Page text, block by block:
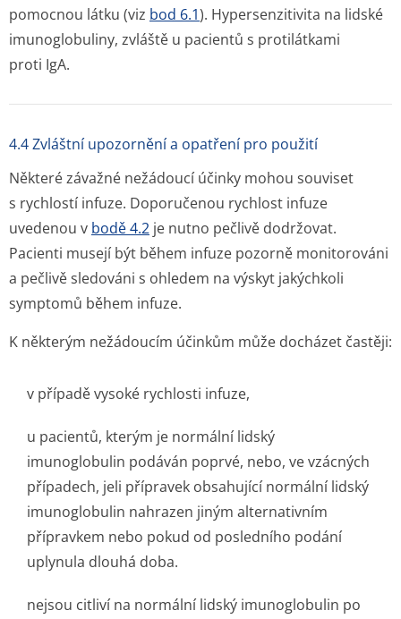
pomocnou látku (viz bod 6.1). Hypersenzitivita na lidské
imunoglobuliny, zvláště u pacientů s protilátkami
proti IgA.
4.4 Zvláštní upozornění a opatření pro použití
Některé závažné nežádoucí účinky mohou souviset
s rychlostí infuze. Doporučenou rychlost infuze
uvedenou v bodě 4.2 je nutno pečlivě dodržovat.
Pacienti musejí být během infuze pozorně monitorováni
a pečlivě sledováni s ohledem na výskyt jakýchkoli
symptomů během infuze.
K některým nežádoucím účinkům může docházet častěji:
v případě vysoké rychlosti infuze,
u pacientů, kterým je normální lidský
imunoglobulin podáván poprvé, nebo, ve vzácných
případech, jeli přípravek obsahující normální lidský
imunoglobulin nahrazen jiným alternativním
přípravkem nebo pokud od posledního podání
uplynula dlouhá doba.
nejsou citliví na normální lidský imunoglobulin po